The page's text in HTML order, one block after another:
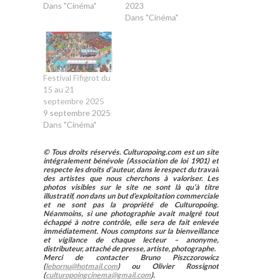
Dans "Cinéma"
2023
Dans "Cinéma"
Festival Fifigrot du
15 au 21
septembre 2025
9 septembre 2025
Dans "Cinéma"
© Tous droits réservés. Culturopoing.com est un site
intégralement bénévole (Association de loi 1901) et
respecte les droits d’auteur, dans le respect du travail
des artistes que nous cherchons à valoriser. Les
photos visibles sur le site ne sont là qu’à titre
illustratif, non dans un but d’exploitation commerciale
et ne sont pas la propriété de Culturopoing.
Néanmoins, si une photographie avait malgré tout
échappé à notre contrôle, elle sera de fait enlevée
immédiatement. Nous comptons sur la bienveillance
et vigilance de chaque lecteur – anonyme,
distributeur, attaché de presse, artiste, photographe.
Merci de contacter Bruno Piszczorowicz
(lebornu@hotmail.com) ou Olivier Rossignot
(culturopoingcinema@gmail.com).